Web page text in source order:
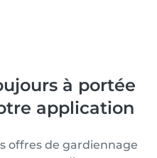
à portée
application
offres de gardiennage